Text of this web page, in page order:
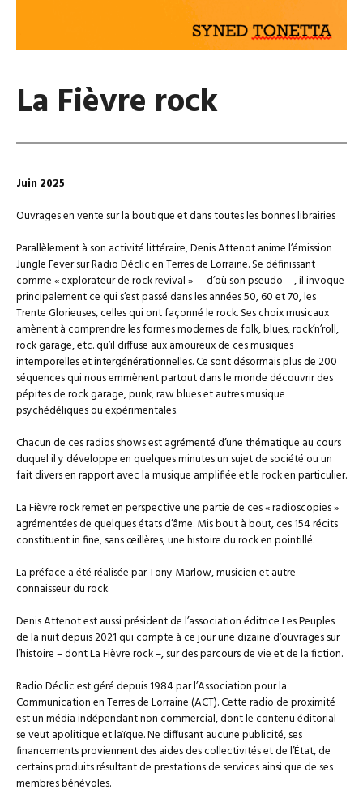
La Fièvre rock
Juin 2025
Ouvrages en vente sur la boutique et dans toutes les bonnes librairies
Parallèlement à son activité littéraire, Denis Attenot anime l’émission
Jungle Fever sur Radio Déclic en Terres de Lorraine. Se définissant
comme « explorateur de rock revival » — d’où son pseudo —, il invoque
principalement ce qui s’est passé dans les années 50, 60 et 70, les
Trente Glorieuses, celles qui ont façonné le rock. Ses choix musicaux
amènent à comprendre les formes modernes de folk, blues, rock’n’roll,
rock garage, etc. qu’il diffuse aux amoureux de ces musiques
intemporelles et intergénérationnelles. Ce sont désormais plus de 200
séquences qui nous emmènent partout dans le monde découvrir des
pépites de rock garage, punk, raw blues et autres musique
psychédéliques ou expérimentales.
Chacun de ces radios shows est agrémenté d’une thématique au cours
duquel il y développe en quelques minutes un sujet de société ou un
fait divers en rapport avec la musique amplifiée et le rock en particulier.
La Fièvre rock remet en perspective une partie de ces « radioscopies »
agrémentées de quelques états d’âme. Mis bout à bout, ces 154 récits
constituent in fine, sans œillères, une histoire du rock en pointillé.
La préface a été réalisée par Tony Marlow, musicien et autre
connaisseur du rock.
Denis Attenot est aussi président de l’association éditrice Les Peuples
de la nuit depuis 2021 qui compte à ce jour une dizaine d’ouvrages sur
l’histoire – dont La Fièvre rock –, sur des parcours de vie et de la fiction.
Radio Déclic est géré depuis 1984 par l’Association pour la
Communication en Terres de Lorraine (ACT). Cette radio de proximité
est un média indépendant non commercial, dont le contenu éditorial
se veut apolitique et laïque. Ne diffusant aucune publicité, ses
financements proviennent des aides des collectivités et de l’État, de
certains produits résultant de prestations de services ainsi que de ses
membres bénévoles.